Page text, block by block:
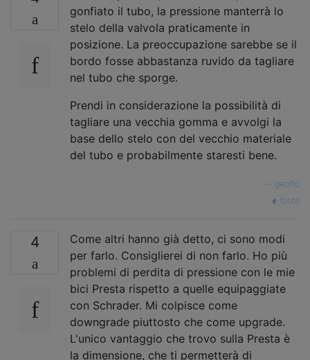
gonfiato il tubo, la pressione manterrà lo
stelo della valvola praticamente in
posizione. La preoccupazione sarebbe se il
bordo fosse abbastanza ruvido da tagliare
nel tubo che sporge.
Prendi in considerazione la possibilità di
tagliare una vecchia gomma e avvolgi la
base dello stelo con del vecchio materiale
del tubo e probabilmente staresti bene.
geoffc
fonte
4
Come altri hanno già detto, ci sono modi
per farlo. Consiglierei di non farlo. Ho più
problemi di perdita di pressione con le mie
bici Presta rispetto a quelle equipaggiate
con Schrader. Mi colpisce come
downgrade piuttosto che come upgrade.
L'unico vantaggio che trovo sulla Presta è
la dimensione, che ti permetterà di